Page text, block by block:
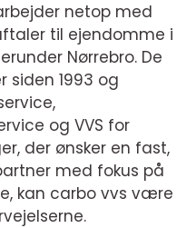
netop med
til ejendomme i
Nørrebro. De
siden 1993 og
og VVS for
der ønsker en fast,
med fokus på
kan carbo vvs være